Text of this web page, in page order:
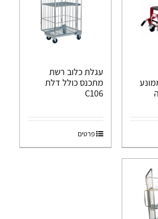
עגלת כלוב רשת
מתכנס כולל דלת
C106
פרטים